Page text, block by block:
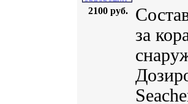
2100 руб.
за